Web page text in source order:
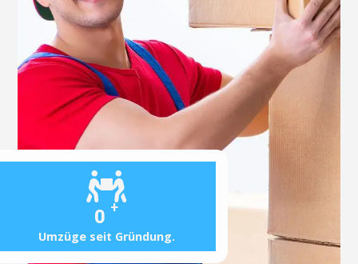
0 +
Umzüge seit Gründung.